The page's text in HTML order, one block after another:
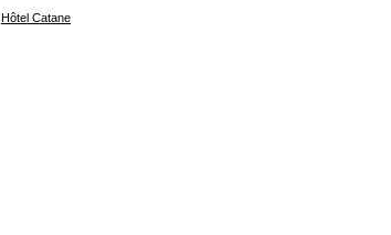
Hôtel Catane